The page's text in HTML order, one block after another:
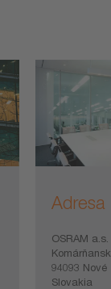
Adresa
OSRAM a.s.
94093
Slovakia